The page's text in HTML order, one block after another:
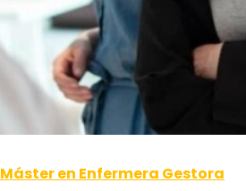
Máster en Enfermera Gestora